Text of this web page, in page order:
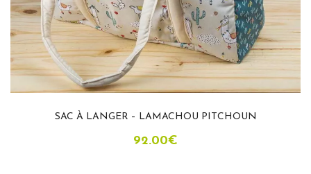
SAC À LANGER – LAMACHOU PITCHOUN
92.00€